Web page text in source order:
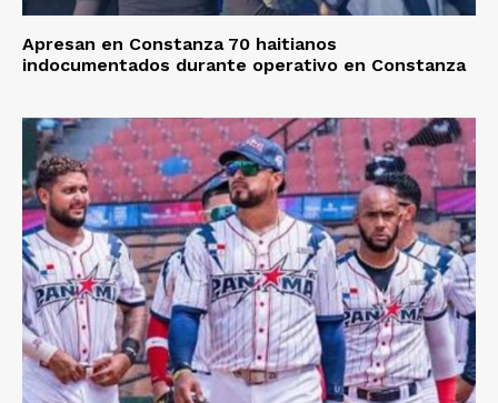
Apresan en Constanza 70 haitianos
indocumentados durante operativo en Constanza